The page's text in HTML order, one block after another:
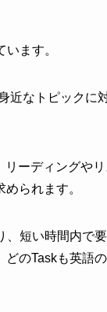
います。
近なトピックに
リーディングや
られます。
短い時間内で
のTaskも英語の